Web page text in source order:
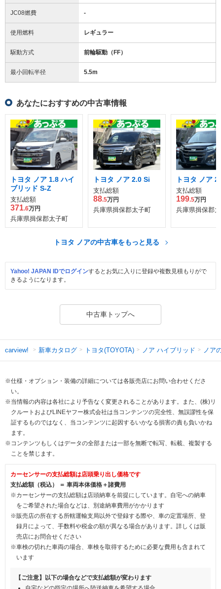
JC08燃費 -
使用燃料 レギュラー
駆動方式 前輪駆動（FF）
最小回転半径 5.5m
あなたにおすすめの中古車情報
トヨタ ノア 1.8 ハイ
ブリッド S-Z
支払総額
371.6万円
兵庫県揖保郡太子町
トヨタ ノア 2.0 Si
支払総額
88.5万円
兵庫県揖保郡太子町
トヨタ ノア
支払総額
199.5万円
兵庫県揖保郡
トヨタ ノアの中古車をもっと見る
Yahoo! JAPAN IDでログインするとお気に入りに登録や複数見積もりがで
きるようになります。
中古車トップへ
carview! 新車カタログ トヨタ(TOYOTA) ノア ハイブリッド ノア
※仕様・オプション・装備の詳細については各販売店にお問い合わせくださ
い。
※当情報の内容は各社により予告なく変更されることがあります。また、(株)リ
クルートおよびLINEヤフー株式会社は当コンテンツの完全性、無誤謬性を保
証するものではなく、当コンテンツに起因するいかなる損害の責も負いかね
ます。
※コンテンツもしくはデータの全部または一部を無断で転写、転載、複製する
ことを禁じます。
カーセンサーの支払総額は店頭乗り出し価格です
支払総額（税込） ＝ 車両本体価格＋諸費用
※カーセンサーの支払総額は店頭納車を前提にしています。自宅への納車
をご希望された場合などは、別途納車費用がかかります
※販売店の所在する所轄運輸支局以外で登録する際や、車の定置場所、登
録月によって、手数料や税金の額が異なる場合があります。詳しくは販
売店にお問合せください
※車検の切れた車両の場合、車検を取得するために必要な費用も含まれて
います
【ご注意】以下の場合などで支払総額が変わります